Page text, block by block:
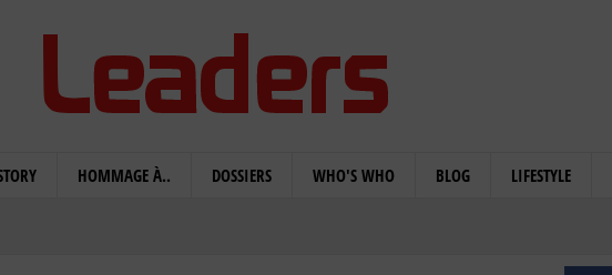
HOMMAGE À.. DOSSIERS WHO'S WHO BLOG LIFESTYLE